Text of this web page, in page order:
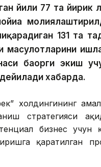
йили 77 та йирик
131 та
маҳсулотларини
баҳорги экиш
хабарда.
холдингининг
стратегияси
бизнес учун
қаратилган